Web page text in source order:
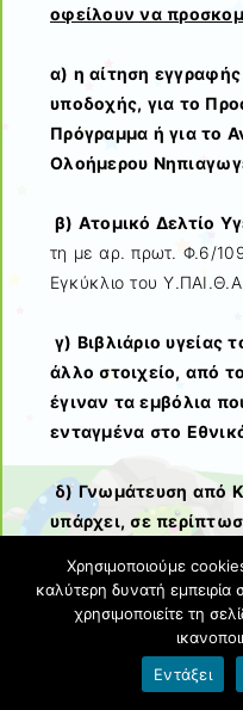
οφείλουν να
α) η αίτηση
υποδοχής, για το
Πρόγραμμα ή για το
Ολοήμερου
β) Ατομικό Δελτίο
τη με αρ. πρωτ. Φ.6/
Εγκύκλιο του
γ) Βιβλιάριο υγείας
άλλο στοιχείο, από
έγιναν τα εμβόλια
ενταγμένα στο
δ) Γνωμάτευση από
υπάρχει, σε
ανάγκες.
αποτελεί προϋπόθεση
τριας στο
οργάνωση για την
Χρησιμοποιούμε
καλύτερη δυνατή εμπειρία
χρησιμοποιείτε τη
Εντάξει